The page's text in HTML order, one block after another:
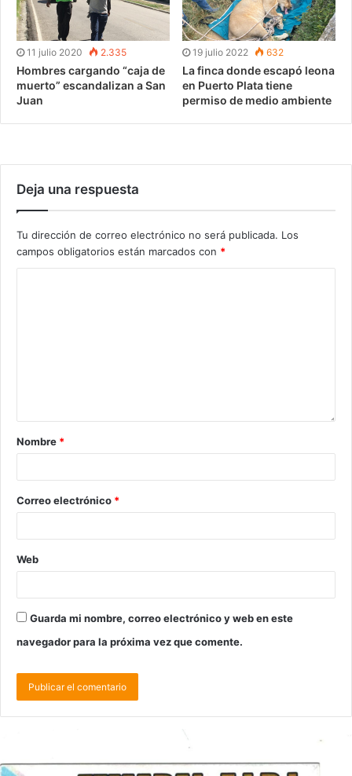
11 julio 2020 2.335
Hombres cargando “caja de
muerto” escandalizan a San
Juan
19 julio 2022 632
La finca donde escapó leona
en Puerto Plata tiene
permiso de medio ambiente
Deja una respuesta
Tu dirección de correo electrónico no será publicada. Los
campos obligatorios están marcados con *
Nombre *
Correo electrónico *
Web
Guarda mi nombre, correo electrónico y web en este
navegador para la próxima vez que comente.